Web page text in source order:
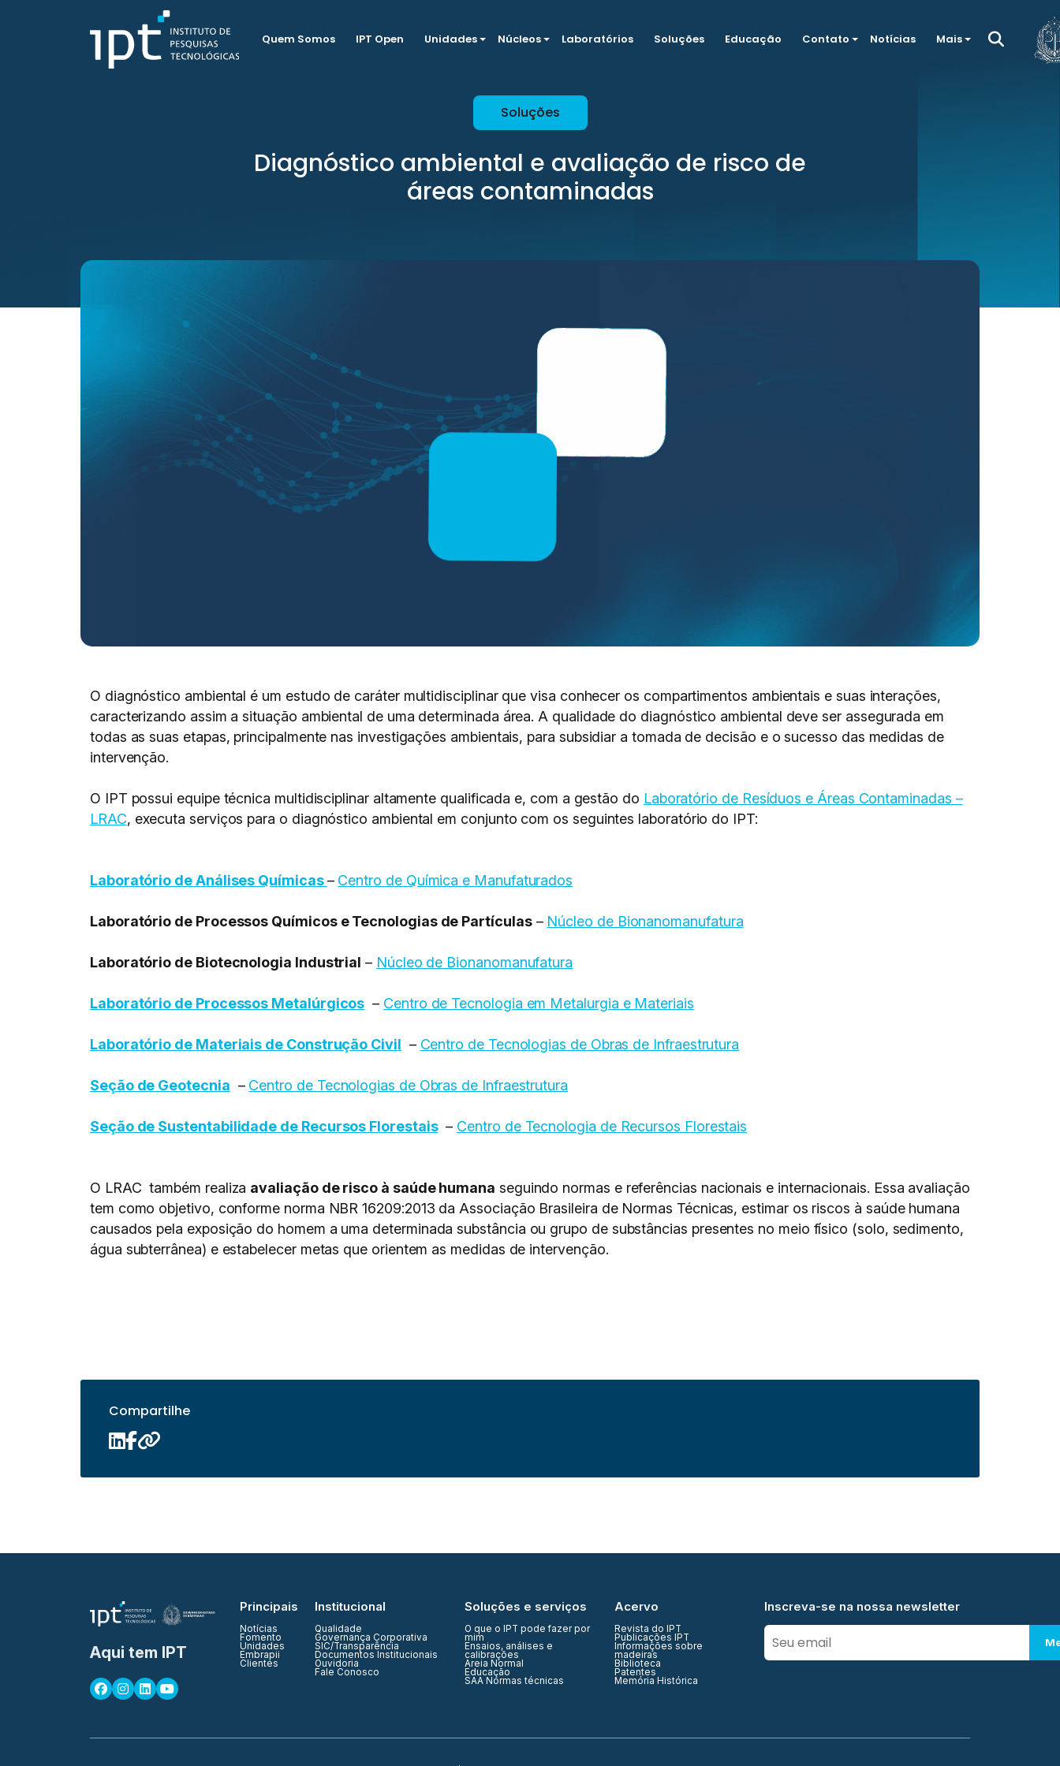
Quem Somos IPT Open Unidades Núcleos Laboratórios Soluções Educação Contato Notícias Mais
Soluções
Diagnóstico ambiental e avaliação de risco de
áreas contaminadas
O diagnóstico ambiental é um estudo de caráter multidisciplinar que visa conhecer os compartimentos ambientais e suas interações,
caracterizando assim a situação ambiental de uma determinada área. A qualidade do diagnóstico ambiental deve ser assegurada em
todas as suas etapas, principalmente nas investigações ambientais, para subsidiar a tomada de decisão e o sucesso das medidas de
intervenção.
O IPT possui equipe técnica multidisciplinar altamente qualificada e, com a gestão do Laboratório de Resíduos e Áreas Contaminadas –
LRAC, executa serviços para o diagnóstico ambiental em conjunto com os seguintes laboratório do IPT:
Laboratório de Análises Químicas– Centro de Química e Manufaturados
Laboratório de Processos Químicos e Tecnologias de Partículas– Núcleo de Bionanomanufatura
Laboratório de Biotecnologia Industrial – Núcleo de Bionanomanufatura
Laboratório de Processos Metalúrgicos – Centro de Tecnologia em Metalurgia e Materiais
Laboratório de Materiais de Construção Civil – Centro de Tecnologias de Obras de Infraestrutura
Seção de Geotecnia – Centro de Tecnologias de Obras de Infraestrutura
Seção de Sustentabilidade de Recursos Florestais– Centro de Tecnologia de Recursos Florestais
O LRAC também realiza avaliação de risco à saúde humana seguindo normas e referências nacionais e internacionais. Essa avaliação
tem como objetivo, conforme norma NBR 16209:2013 da Associação Brasileira de Normas Técnicas, estimar os riscos à saúde humana
causados pela exposição do homem a uma determinada substância ou grupo de substâncias presentes no meio físico (solo, sedimento,
água subterrânea) e estabelecer metas que orientem as medidas de intervenção.
Compartilhe
Aqui tem IPT
Principais
Notícias
Fomento
Unidades
Embrapii
Clientes
Institucional
Qualidade
Governança Corporativa
SIC/Transparência
Documentos Institucionais
Ouvidoria
Fale Conosco
Soluções e serviços
O que o IPT pode fazer por
mim
Ensaios, análises e
calibrações
Areia Normal
Educação
SAA Normas técnicas
Acervo
Revista do IPT
Publicações IPT
Informações sobre
madeiras
Biblioteca
Patentes
Memória Histórica
Inscreva-se na nossa newsletter